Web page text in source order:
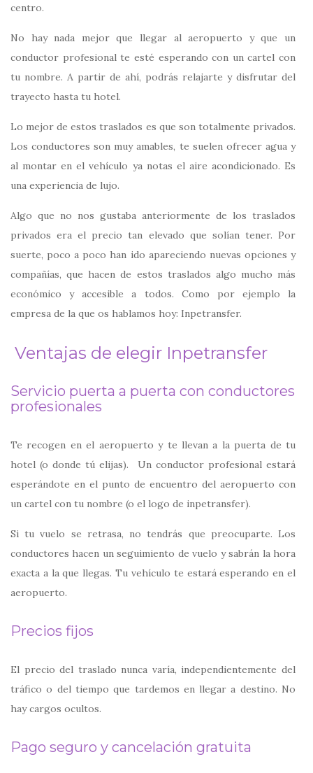
centro.
No hay nada mejor que llegar al aeropuerto y que un
conductor profesional te esté esperando con un cartel con
tu nombre. A partir de ahí, podrás relajarte y disfrutar del
trayecto hasta tu hotel.
Lo mejor de estos traslados es que son totalmente privados.
Los conductores son muy amables, te suelen ofrecer agua y
al montar en el vehículo ya notas el aire acondicionado. Es
una experiencia de lujo.
Algo que no nos gustaba anteriormente de los traslados
privados era el precio tan elevado que solían tener. Por
suerte, poco a poco han ido apareciendo nuevas opciones y
compañías, que hacen de estos traslados algo mucho más
económico y accesible a todos. Como por ejemplo la
empresa de la que os hablamos hoy: Inpetransfer.
Ventajas de elegir Inpetransfer
Servicio puerta a puerta con conductores
profesionales
Te recogen en el aeropuerto y te llevan a la puerta de tu
hotel (o donde tú elijas). Un conductor profesional estará
esperándote en el punto de encuentro del aeropuerto con
un cartel con tu nombre (o el logo de inpetransfer).
Si tu vuelo se retrasa, no tendrás que preocuparte. Los
conductores hacen un seguimiento de vuelo y sabrán la hora
exacta a la que llegas. Tu vehículo te estará esperando en el
aeropuerto.
Precios fijos
El precio del traslado nunca varía, independientemente del
tráfico o del tiempo que tardemos en llegar a destino. No
hay cargos ocultos.
Pago seguro y cancelación gratuita